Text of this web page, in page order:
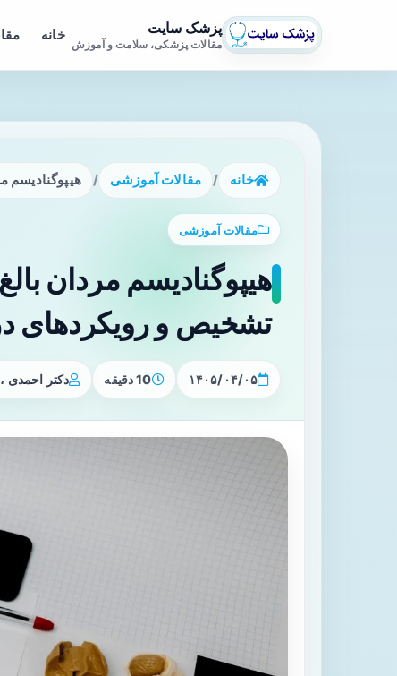
پزشک سایت
مقالات پزشکی، سلامت و آموزش
خانه
خانه / مقالات آموزشی / هیپوگنادیسم
مقالات آموزشی
هیپوگنادیسم مردان
تشخیص و رویکردهای
۱۴۰۵/۰۴/۰۵ 10 دقیقه دکتر احمدی